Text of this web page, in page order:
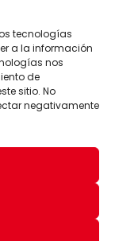
tecnologías
a la información
nos
de
sitio. No
negativamente